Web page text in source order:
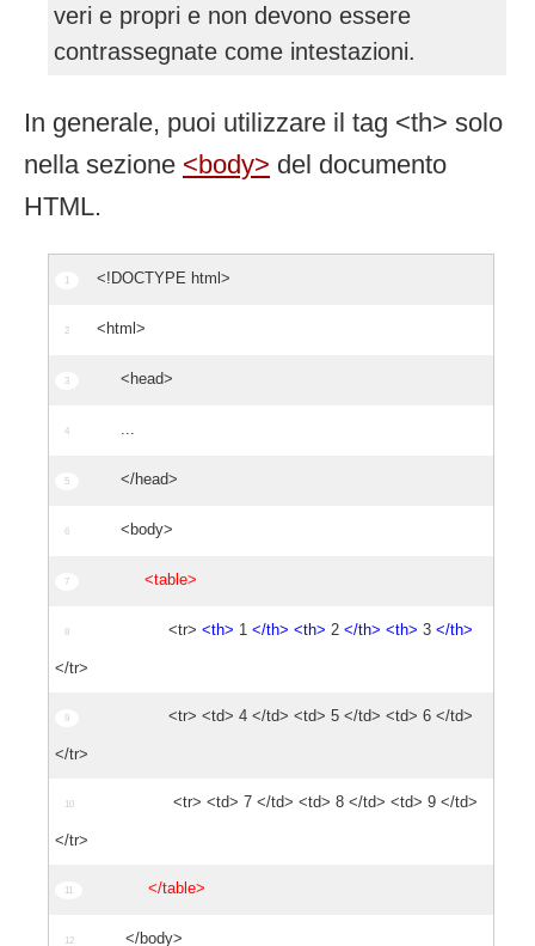
veri e propri e non devono essere
contrassegnate come intestazioni.
In generale, puoi utilizzare il tag <th> solo
nella sezione <body> del documento
HTML.
<!DOCTYPE html>
<html>
<head>
</head>
<body>
<table>
<tr> <th> 1 </th> <th> 2 </th> <th> 3 </th>
</tr>
<tr> <td> 4 </td> <td> 5 </td> <td> 6 </td>
</tr>
<tr> <td> 7 </td> <td> 8 </td> <td> 9 </td>
</tr>
</table>
</body>